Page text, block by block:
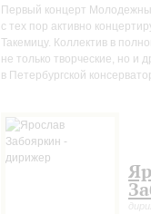
Первый концерт
с тех пор активно
Такемицу. Коллектив в
не только творческие, но и
в Петербургской